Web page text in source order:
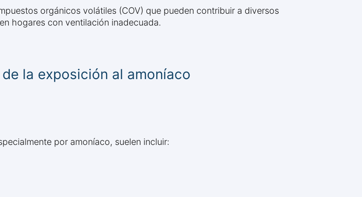
orgánicos volátiles (COV) que pueden contribuir a diversos
hogares con ventilación inadecuada.
la exposición al amoníaco
por amoníaco, suelen incluir: